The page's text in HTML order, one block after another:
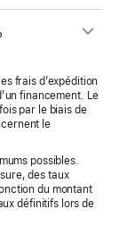
frais d’expédition
financement. Le
par le biais de
le
possibles.
des taux
du montant
définitifs lors de